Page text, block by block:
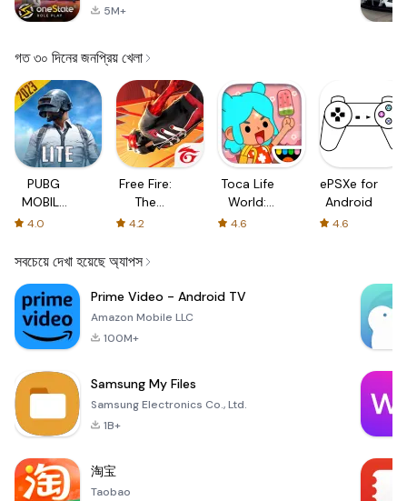
5M+
গত ৩০ দিনের জনপ্রিয় খেলা
PUBG
MOBILE
LITE
4.0
Free Fire:
The
Chaos
4.2
Toca Life
World:
Build a
4.6
ePSXe for
Android
4.6
সবচেয়ে দেখা হয়েছে অ্যাপস
Prime Video - Android TV
Amazon Mobile LLC
100M+
Samsung My Files
Samsung Electronics Co., Ltd.
1B+
淘宝
Taobao